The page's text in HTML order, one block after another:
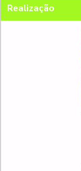
Realização